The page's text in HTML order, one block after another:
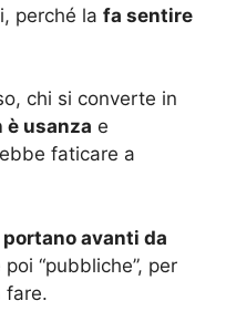
perché la fa sentire
chi si converte in
è usanza e
faticare a
avanti da
“pubbliche”, per
fare.